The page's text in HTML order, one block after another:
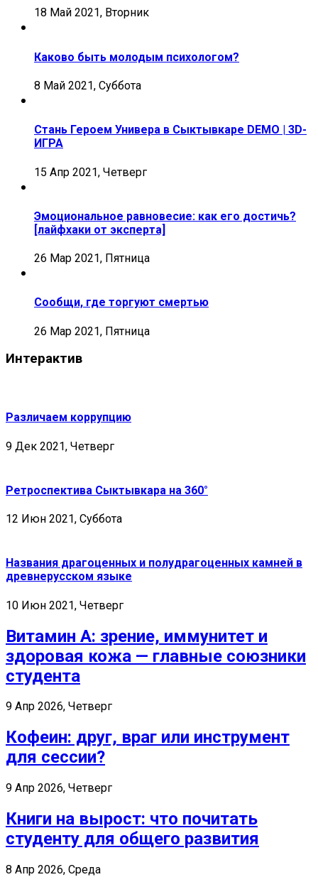
18 Май 2021, Вторник
Каково быть молодым психологом?
8 Май 2021, Суббота
Стань Героем Универа в Сыктывкаре DEMO | 3D-
ИГРА
15 Апр 2021, Четверг
Эмоциональное равновесие: как его достичь?
[лайфхаки от эксперта]
26 Мар 2021, Пятница
Сообщи, где торгуют смертью
26 Мар 2021, Пятница
Интерактив
Различаем коррупцию
9 Дек 2021, Четверг
Ретроспектива Сыктывкара на 360°
12 Июн 2021, Суббота
Названия драгоценных и полудрагоценных камней в
древнерусском языке
10 Июн 2021, Четверг
Витамин А: зрение, иммунитет и
здоровая кожа — главные союзники
студента
9 Апр 2026, Четверг
Кофеин: друг, враг или инструмент
для сессии?
9 Апр 2026, Четверг
Книги на вырост: что почитать
студенту для общего развития
8 Апр 2026, Среда